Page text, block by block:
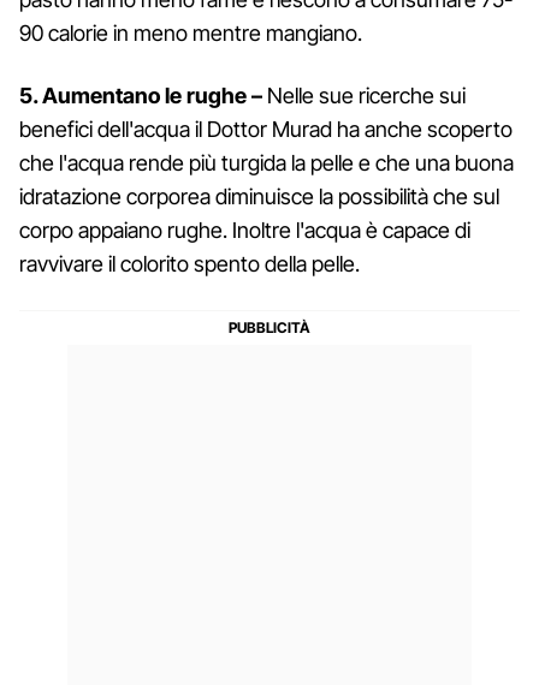
90 calorie in meno mentre mangiano.
5. Aumentano le rughe – Nelle sue ricerche sui
benefici dell'acqua il Dottor Murad ha anche scoperto
che l'acqua rende più turgida la pelle e che una buona
idratazione corporea diminuisce la possibilità che sul
corpo appaiano rughe. Inoltre l'acqua è capace di
ravvivare il colorito spento della pelle.